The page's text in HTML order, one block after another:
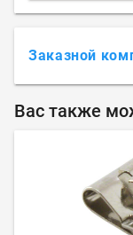
Заказной
Вас также